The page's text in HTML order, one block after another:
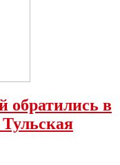
обратились в